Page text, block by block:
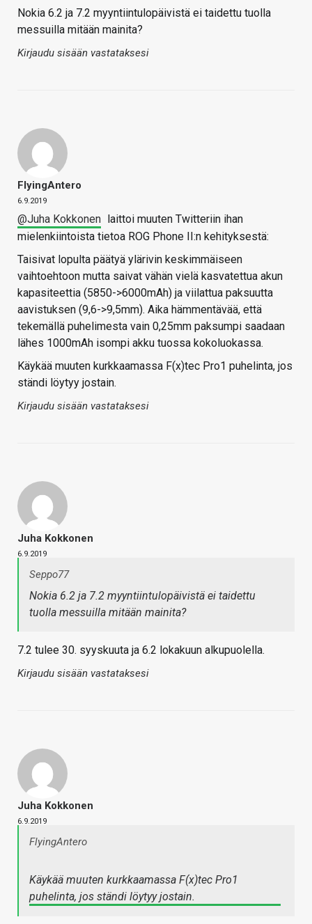
Nokia 6.2 ja 7.2 myyntiintulopäivistä ei taidettu tuolla
messuilla mitään mainita?
Kirjaudu sisään vastataksesi
FlyingAntero
6.9.2019
@Juha Kokkonen laittoi muuten Twitteriin ihan
mielenkiintoista tietoa ROG Phone II:n kehityksestä:
Taisivat lopulta päätyä ylärivin keskimmäiseen
vaihtoehtoon mutta saivat vähän vielä kasvatettua akun
kapasiteettia (5850->6000mAh) ja viilattua paksuutta
aavistuksen (9,6->9,5mm). Aika hämmentävää, että
tekemällä puhelimesta vain 0,25mm paksumpi saadaan
lähes 1000mAh isompi akku tuossa kokoluokassa.
Käykää muuten kurkkaamassa F(x)tec Pro1 puhelinta, jos
ständi löytyy jostain.
Kirjaudu sisään vastataksesi
Juha Kokkonen
6.9.2019
Seppo77
Nokia 6.2 ja 7.2 myyntiintulopäivistä ei taidettu
tuolla messuilla mitään mainita?
7.2 tulee 30. syyskuuta ja 6.2 lokakuun alkupuolella.
Kirjaudu sisään vastataksesi
Juha Kokkonen
6.9.2019
FlyingAntero
Käykää muuten kurkkaamassa F(x)tec Pro1
puhelinta, jos ständi löytyy jostain.